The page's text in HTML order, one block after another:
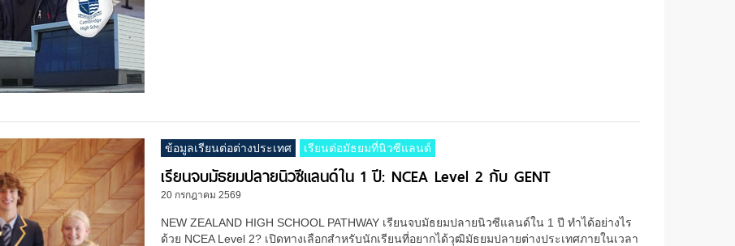
ข้อมูลเรียนต่อต่างประเทศ เรียนต่อมัธยมที่นิวซีแลนด์
เรียนจบมัธยมปลายนิวซีแลนด์ใน 1 ปี: NCEA Level 2 กับ GENT
20 กรกฎาคม 2569
NEW ZEALAND HIGH SCHOOL PATHWAY เรียนจบมัธยมปลายนิวซีแลนด์ใน 1 ปี ทำได้อย่างไร
ด้วย NCEA Level 2? เปิดทางเลือกสำหรับนักเรียนที่อยากได้วุฒิมัธยมปลายต่างประเทศภายในเวลา